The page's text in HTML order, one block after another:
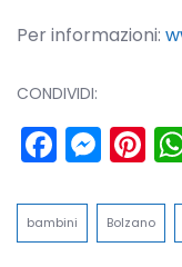
Per informazioni:
CONDIVIDI:
bambini Bolzano